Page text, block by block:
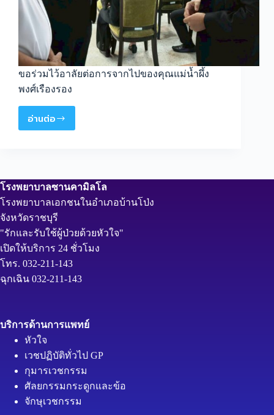
ขอร่วมไว้อาลัยต่อการจากไปของคุณแม่น้ำผึ้ง
พงศ์เรืองรอง
อ่านต่อ
โรงพยาบาลซานคามิลโล
โรงพยาบาลเอกชนในอำเภอบ้านโป่ง
จังหวัดราชบุรี
"รักและรับใช้ผู้ป่วยด้วยหัวใจ"
เปิดให้บริการ 24 ชั่วโมง
โทร. 032-211-143
ฉุกเฉิน 032-211-143
บริการด้านการแพทย์
หัวใจ
เวชปฏิบัติทั่วไป GP
กุมารเวชกรรม
ศัลยกรรมกระดูกและข้อ
จักษุเวชกรรม